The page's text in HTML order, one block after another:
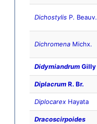
Dichostylis P. Beauv.
Dichromena Michx.
DidymiandrumGilly
DiplacrumR. Br.
Diplocarex Hayata
Dracoscirpoides